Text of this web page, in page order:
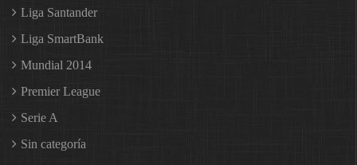
Liga Santander
Liga SmartBank
Mundial 2014
Premier League
Serie A
Sin categoría